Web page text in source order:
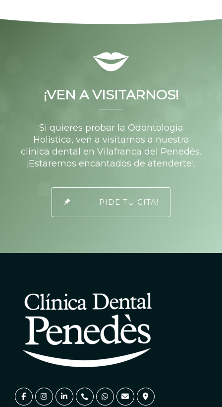
¡VEN A VISITARNOS!
Si quieres probar la Odontología
Holística, ven a visitarnos a nuestra
clínica dental en Vilafranca del Penedès.
¡Estaremos encantados de atenderte!.
PIDE TU CITA!